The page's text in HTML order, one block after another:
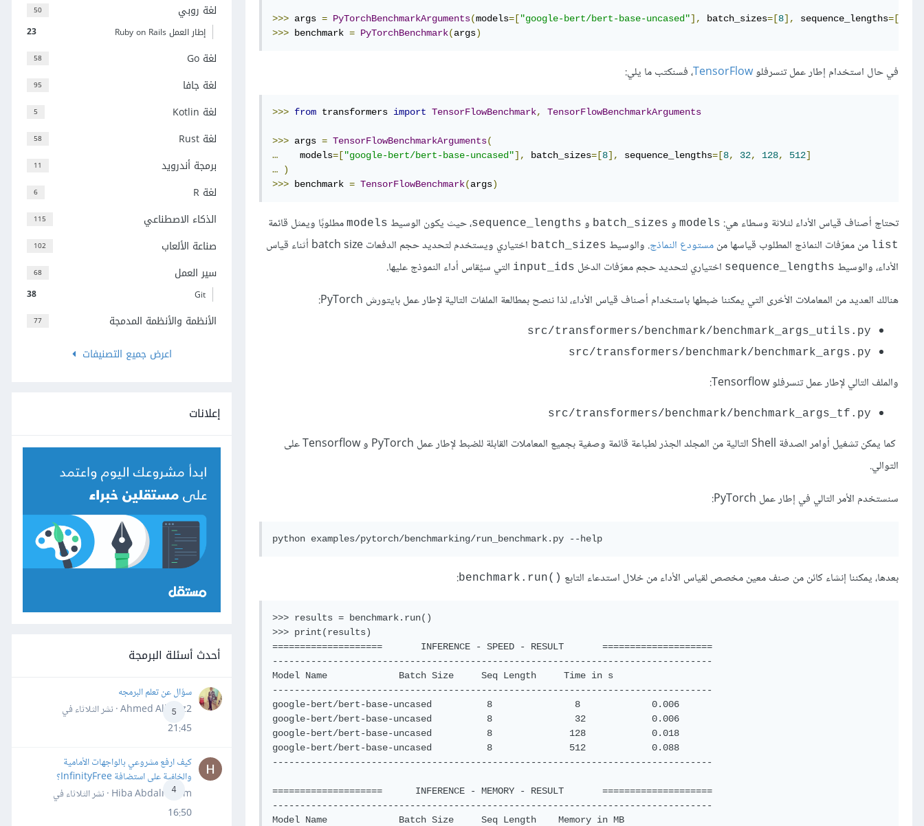
>>> args = PyTorchBenchmarkArguments(models=["google-bert/bert-base-uncased"], batch_sizes=[8], sequence_lengths=[
>>> benchmark = PyTorchBenchmark(args)
في حال استخدام إطار عمل تنسرفلوTensorFlow، فسنكتب ما يلي:
>>> from transformers import TensorFlowBenchmark, TensorFlowBenchmarkArguments
>>> args = TensorFlowBenchmarkArguments(
…
    models
=["google-bert/bert-base-uncased"], batch_sizes=[8], sequence_lengths=[8, 32, 128, 512]
…
)
>>> benchmark = TensorFlowBenchmark(args)
تحتاج أصناف قياس الأداء لثلاثة وسطاء هي: models و batch_sizes و sequence_lengths، حيث يكون الوسيط models مطلوبًا ويمثل قائمة
list من معرّفات النماذج المطلوب قياسها منمستودع النماذج. والوسيط batch_sizes
اختياري ويستخدم لتحديد حجم الدفعات batch size أثناء قياس
الأداء، والوسيط sequence_lengths اختياري لتحديد حجم معرّفات الدخل input_ids التي سيُقاس أداء النموذج عليها.
هنالك العديد من المعاملات الأخرى التي يمكننا ضبطها باستخدام أصناف قياس الأداء، لذا ننصح بمطالعة الملفات التاليةلإطار عمل بايتورش PyTorch :
src/transformers/benchmark/benchmark_args_utils.py
src/transformers/benchmark/benchmark_args.py
والملف التاليلإطار عمل تنسرفلو Tensorflow:
src/transformers/benchmark/benchmark_args_tf.py
كما يمكن تشغيل أوامر الصدفة Shell التالية من المجلد الجذر لطباعة قائمة وصفية بجميع المعاملات القابلة للضبط لإطار عمل PyTorch و Tensorflow على
التوالي.
سنستخدم الأمر التالي في إطار عمل PyTorch:
بعدها، يمكننا إنشاء كائن من صنف معين مخصص لقياس الأداء من خلال استدعاء التابع benchmark.run()‎
:
>>> results = benchmark.run()
>>> print(results)
====================       INFERENCE - SPEED - RESULT       ====================
--------------------------------------------------------------------------------
Model Name             Batch Size     Seq Length     Time in s
--------------------------------------------------------------------------------
google-bert/bert-base-uncased          8               8             0.006
google-bert/bert-base-uncased          8               32            0.006
google-bert/bert-base-uncased          8              128            0.018
google-bert/bert-base-uncased          8              512            0.088
--------------------------------------------------------------------------------
====================      INFERENCE - MEMORY - RESULT       ====================
--------------------------------------------------------------------------------
Model Name             Batch Size     Seq Length    Memory in MB
50 لغة روبي
23 إطار العمل Ruby on Rails
58 لغة Go
95 لغة جافا
5 لغة Kotlin
58 لغة Rust
11 برمجة أندرويد
6 لغة R
115 الذكاء الاصطناعي
102 صناعة الألعاب
68 سير العمل
38 Git
77
الأنظمة والأنظمة المدمجة
اعرض جميع التصنيفات
إعلانات
أحدث أسئلة البرمجة
5
سؤال عن تعلم البرمجه
Ahmed Alhafiz2 · نشر
الثلاثاء في
21:45
4
كيف ارفع مشروعي بالواجهات الأمامية
والخلفية على استضافة InfinityFree؟
Hiba Abdalrheem · نشر
الثلاثاء في
16:50